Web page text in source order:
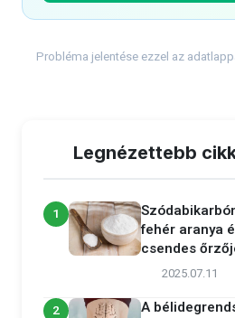
Probléma jelentése ezzel az
Legnézettebb
1
fehér aranya
csendes
2025.07.11
2
A